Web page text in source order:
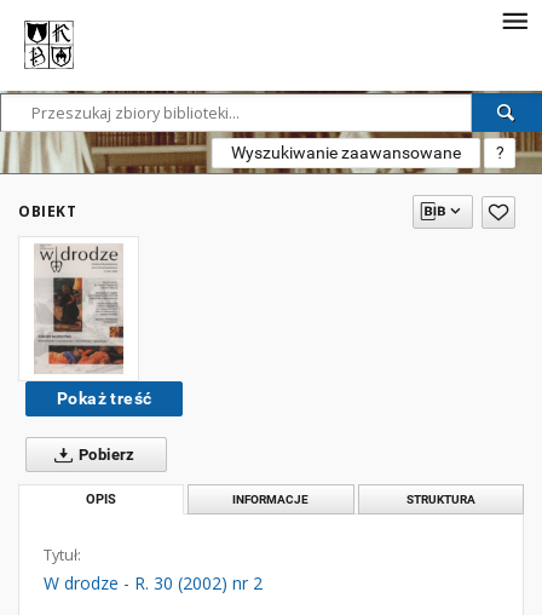
Wyszukiwanie zaawansowane ?
OBIEKT
Pokaż treść
Pobierz
OPIS INFORMACJE STRUKTURA
Tytuł:
W drodze - R. 30 (2002) nr 2